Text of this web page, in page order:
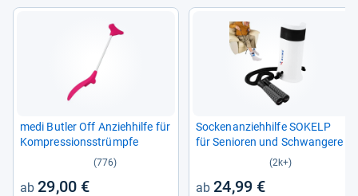
medi But­ler Off Anzieh­hilfe für
Kom­pres­si­onss­t­rümpfe
(776)
29,00 €
Socken­an­zieh­hilfe SOKELP
für Senio­ren und Schwan­gere
(2k+)
24,99 €